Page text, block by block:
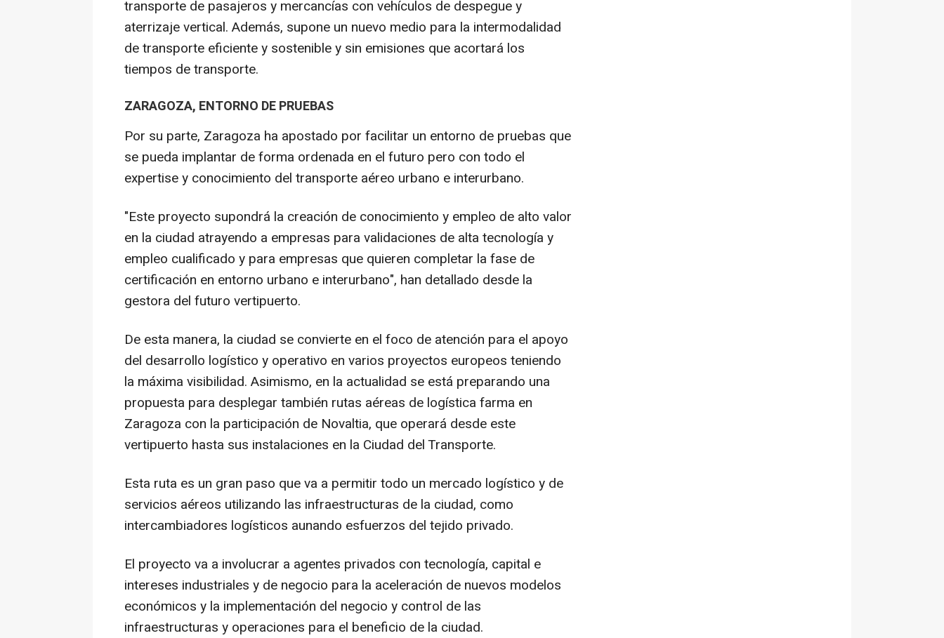
transporte de pasajeros y mercancías con vehículos de despegue y
aterrizaje vertical. Además, supone un nuevo medio para la intermodalidad
de transporte eficiente y sostenible y sin emisiones que acortará los
tiempos de transporte.
ZARAGOZA, ENTORNO DE PRUEBAS
Por su parte, Zaragoza ha apostado por facilitar un entorno de pruebas que
se pueda implantar de forma ordenada en el futuro pero con todo el
expertise y conocimiento del transporte aéreo urbano e interurbano.
"Este proyecto supondrá la creación de conocimiento y empleo de alto valor
en la ciudad atrayendo a empresas para validaciones de alta tecnología y
empleo cualificado y para empresas que quieren completar la fase de
certificación en entorno urbano e interurbano", han detallado desde la
gestora del futuro vertipuerto.
De esta manera, la ciudad se convierte en el foco de atención para el apoyo
del desarrollo logístico y operativo en varios proyectos europeos teniendo
la máxima visibilidad. Asimismo, en la actualidad se está preparando una
propuesta para desplegar también rutas aéreas de logística farma en
Zaragoza con la participación de Novaltia, que operará desde este
vertipuerto hasta sus instalaciones en la Ciudad del Transporte.
Esta ruta es un gran paso que va a permitir todo un mercado logístico y de
servicios aéreos utilizando las infraestructuras de la ciudad, como
intercambiadores logísticos aunando esfuerzos del tejido privado.
El proyecto va a involucrar a agentes privados con tecnología, capital e
intereses industriales y de negocio para la aceleración de nuevos modelos
económicos y la implementación del negocio y control de las
infraestructuras y operaciones para el beneficio de la ciudad.